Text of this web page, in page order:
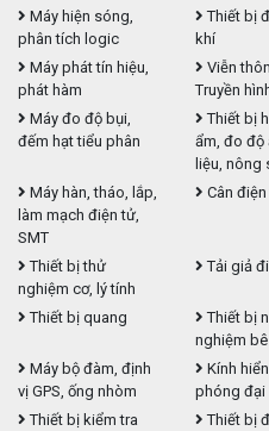
Máy hiện sóng,
phân tích logic
Thiết bị
khí
Máy phát tín hiệu,
phát hàm
Viễn
Truyền
Máy đo độ bụi,
đếm hạt tiểu phân
Thiết bị
ẩm, đo độ
liệu, nông
Máy hàn, tháo, lắp,
làm mạch điện tử,
SMT
Cân
Thiết bị thử
nghiệm cơ, lý tính
Tải giả
Thiết bị quang
Thiết bị
nghiệm
Máy bộ đàm, định
vị GPS, ống nhòm
Kính
phóng đại
Thiết bị kiểm tra
Thiết bị